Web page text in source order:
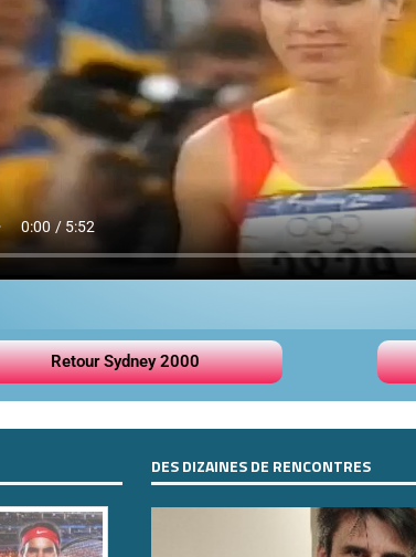
Retour Sydney 2000
DES DIZAINES DE RENCONTRES